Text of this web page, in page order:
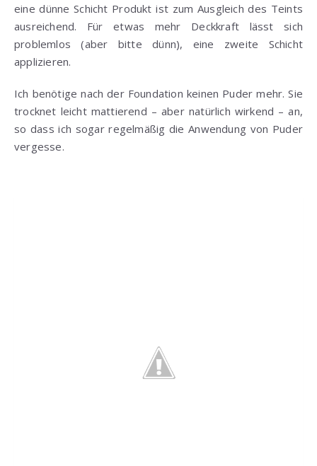
eine dünne Schicht Produkt ist zum Ausgleich des Teints
ausreichend. Für etwas mehr Deckkraft lässt sich
problemlos (aber bitte dünn), eine zweite Schicht
applizieren.
Ich benötige nach der Foundation keinen Puder mehr. Sie
trocknet leicht mattierend – aber natürlich wirkend – an,
so dass ich sogar regelmäßig die Anwendung von Puder
vergesse.